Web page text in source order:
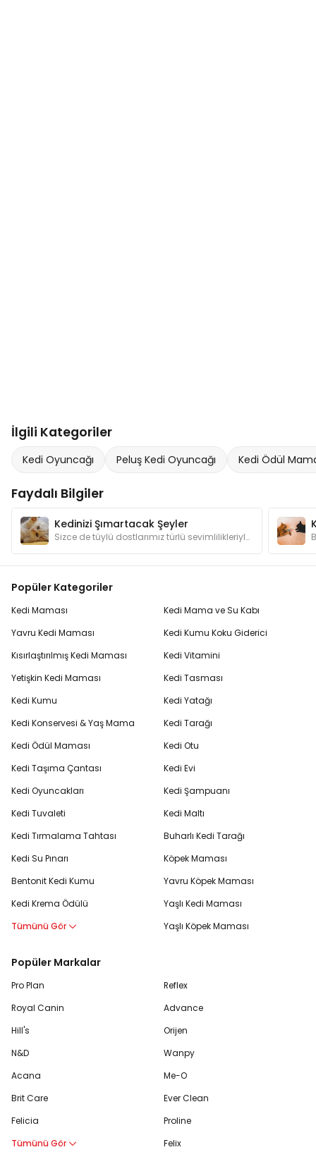
İlgili Kategoriler
Kedi Oyuncağı Peluş Kedi Oyuncağı Kedi Ödül
Faydalı Bilgiler
Kedinizi Şımartacak Şeyler
Sizce de tüylü dostlarımız türlü sevimlilikleriyle şımartılmayı hak etmiyorlar mı? Kedilerimizin canının sıkılmaması için hangi hediyelerden alalım?
Popüler Kategoriler
Kedi Maması
Yavru Kedi Maması
Kısırlaştırılmış Kedi Maması
Yetişkin Kedi Maması
Kedi Kumu
Kedi Konservesi & Yaş Mama
Kedi Ödül Maması
Kedi Taşıma Çantası
Kedi Oyuncakları
Kedi Tuvaleti
Kedi Tırmalama Tahtası
Kedi Su Pınarı
Bentonit Kedi Kumu
Kedi Krema Ödülü
Tümünü Gör
Kedi Mama ve Su Kabı
Kedi Kumu Koku Giderici
Kedi Vitamini
Kedi Tasması
Kedi Yatağı
Kedi Tarağı
Kedi Otu
Kedi Evi
Kedi Şampuanı
Kedi Maltı
Buharlı Kedi Tarağı
Köpek Maması
Yavru Köpek Maması
Yaşlı Kedi Maması
Yaşlı Köpek Maması
Popüler Markalar
Pro Plan
Royal Canin
Hill's
N&D
Acana
Brit Care
Felicia
Tümünü Gör
Reflex
Advance
Orijen
Wanpy
Me-O
Ever Clean
Proline
Felix